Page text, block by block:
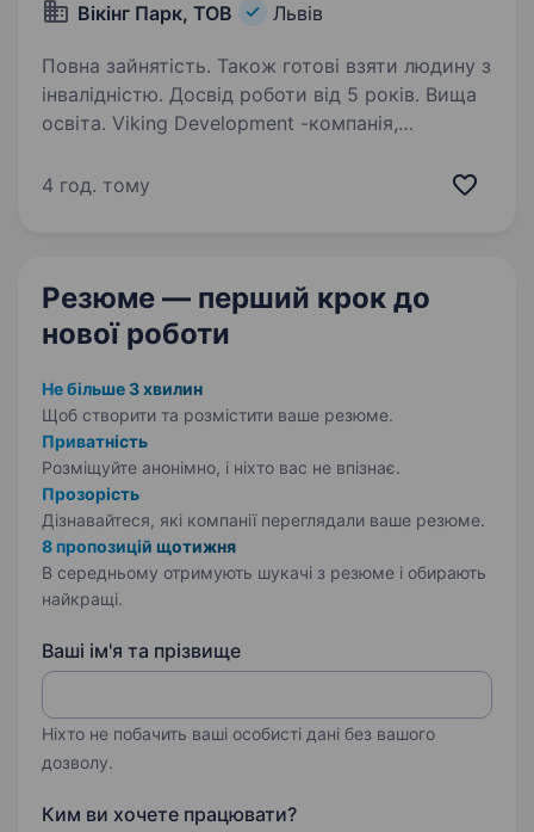
Вікінг Парк, ТОВ Львів
Повна зайнятість. Також готові взяти людину з
інвалідністю. Досвід роботи від 5 років. Вища
освіта. Viking Development -компанія,
та створює не просто житло, а продумані
4 год. тому
Резюме — перший крок до
нової роботи
Не більше 3 хвилин
Щоб створити та розмістити ваше резюме.
Приватність
Розміщуйте анонімно, і ніхто вас не впізнає.
Прозорість
Дізнавайтеся, які компанії переглядали ваше резюме.
8 пропозицій щотижня
В середньому отримують шукачі з резюме і обирають
найкращі.
Ваші ім'я та прізвище
Ніхто не побачить ваші особисті дані без вашого
дозволу.
Ким ви хочете працювати?